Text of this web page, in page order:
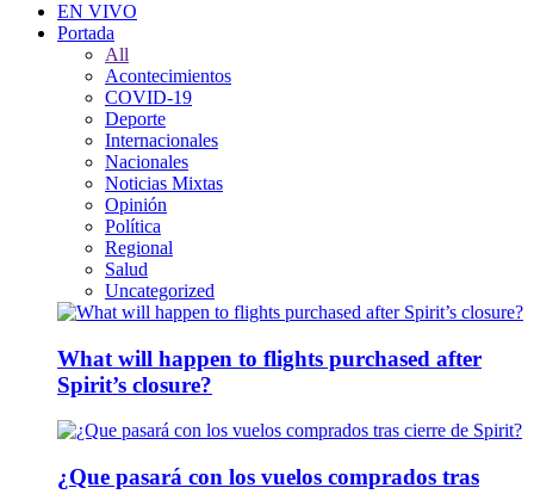
EN VIVO
Portada
All
Acontecimientos
COVID-19
Deporte
Internacionales
Nacionales
Noticias Mixtas
Opinión
Política
Regional
Salud
Uncategorized
What will happen to flights purchased after
Spirit’s closure?
¿Que pasará con los vuelos comprados tras